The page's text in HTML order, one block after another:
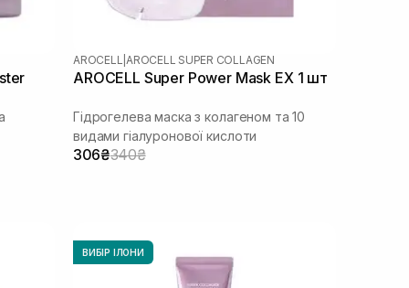
AROCELL AROCELL SUPER COLLAGEN
AROCELL Super Power Mask EX 1 шт
Гідрогелева маска з колагеном та 10
видами гіалуронової кислоти
306₴340₴
ВИБІР ІЛОНИ